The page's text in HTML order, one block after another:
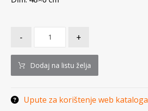
- +
Dodaj na listu želja
Upute za korištenje web kataloga